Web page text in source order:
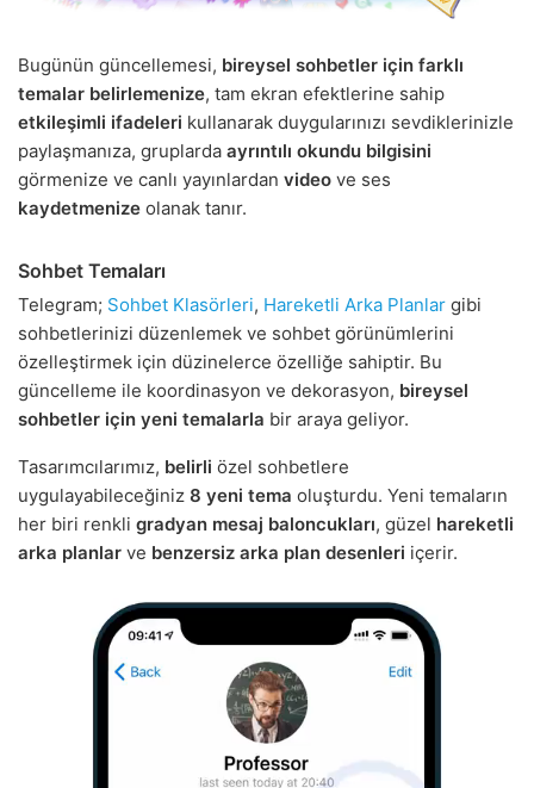
Bugünün güncellemesi, bireysel sohbetler için farklı
temalar belirlemenize, tam ekran efektlerine sahip
etkileşimli ifadeleri kullanarak duygularınızı sevdiklerinizle
paylaşmanıza, gruplarda ayrıntılı okundu bilgisini
görmenize ve canlı yayınlardan video ve ses
kaydetmenize olanak tanır.
Sohbet Temaları
Telegram; Sohbet Klasörleri, Hareketli Arka Planlar gibi
sohbetlerinizi düzenlemek ve sohbet görünümlerini
özelleştirmek için düzinelerce özelliğe sahiptir. Bu
güncelleme ile koordinasyon ve dekorasyon, bireysel
sohbetler için yeni temalarla bir araya geliyor.
Tasarımcılarımız, belirli özel sohbetlere
uygulayabileceğiniz 8 yeni tema oluşturdu. Yeni temaların
her biri renkli gradyan mesaj baloncukları, güzel hareketli
arka planlar ve benzersiz arka plan desenleri içerir.